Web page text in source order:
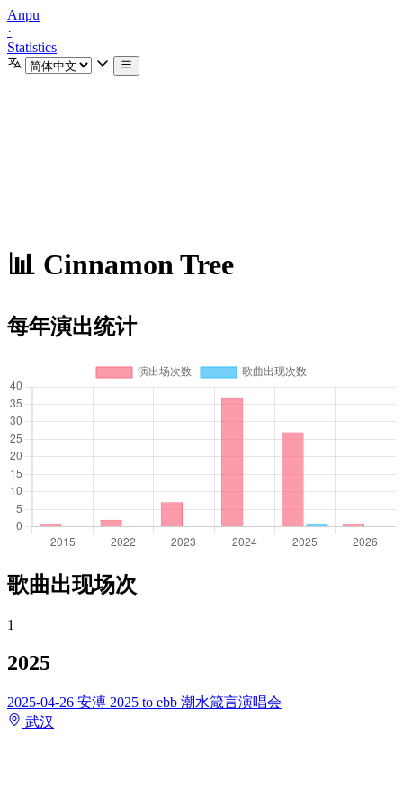
Anpu
·
Statistics
📊 Cinnamon Tree
每年演出统计
歌曲出现场次
1
2025
2025-04-26 安溥 2025 to ebb 潮水箴言演唱会
武汉